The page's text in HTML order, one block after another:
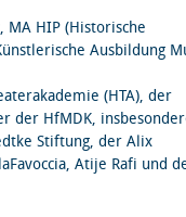
MA HIP (Historische
Ausbildung
(HTA), der
der HfMDK,
Stiftung, der Alix
Atije Rafi und